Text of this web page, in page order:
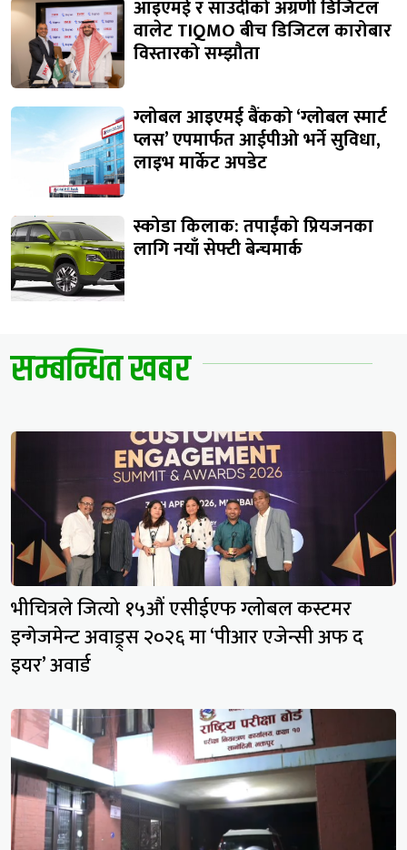
आइएमई र साउदीको अग्रणी डिजिटल
वालेट TIQMO बीच डिजिटल कारोबार
विस्तारको सम्झौता
ग्लोबल आइएमई बैंकको ‘ग्लोबल स्मार्ट
प्लस’ एपमार्फत आईपीओ भर्ने सुविधा,
लाइभ मार्केट अपडेट
स्कोडा किलाक: तपाईंको प्रियजनका
लागि नयाँ सेफ्टी बेन्चमार्क
सम्बन्धित खबर
भीचित्रले जित्यो १५औं एसीईएफ ग्लोबल कस्टमर
इन्गेजमेन्ट अवाड्र्स २०२६ मा ‘पीआर एजेन्सी अफ द
इयर’ अवार्ड